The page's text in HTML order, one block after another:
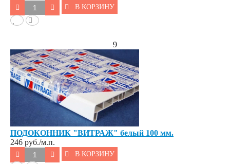
В КОРЗИНУ
9
ПОДОКОННИК "ВИТРАЖ" белый 100 мм.
246 руб./м.п.
В КОРЗИНУ